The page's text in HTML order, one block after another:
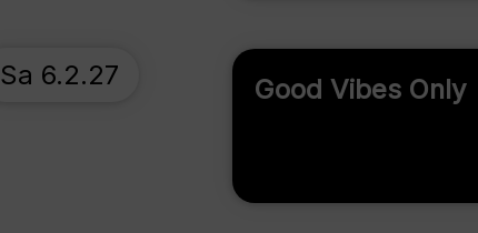
Good Vibes Only
Sa 6.2.27